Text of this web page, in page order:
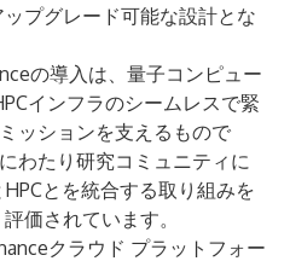
プグレード可能な設計とな
の導入は、量子コンピュー
インフラのシームレスで緊
ッションを支えるもので
わたり研究コミュニティに
とを統合する取り組みを
価されています。
クラウド プラットフォー